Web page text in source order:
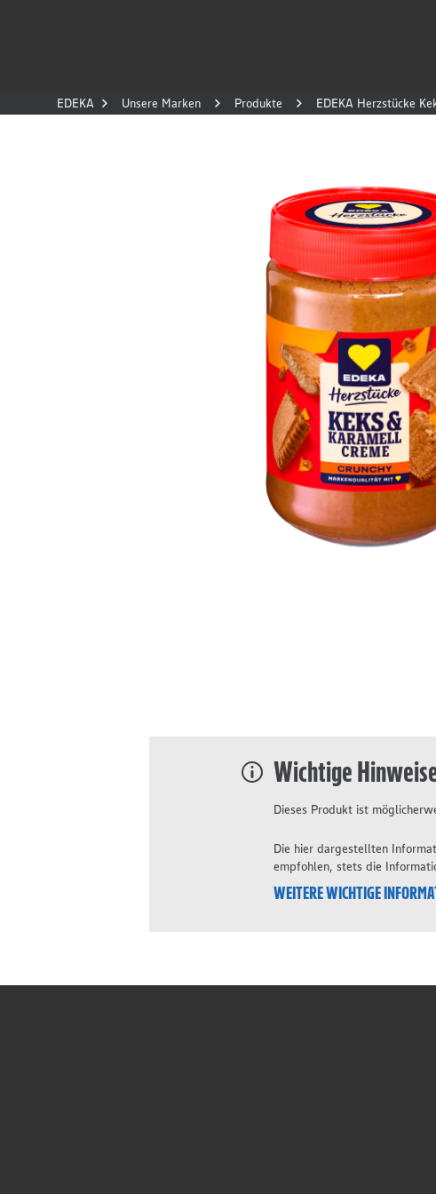
EDEKA Unsere Marken Produkte EDEKA Herzstücke
Wichtige
Dieses Produkt ist
Die hier dargestellten
empfohlen, stets die
WEITERE WICHTIGE